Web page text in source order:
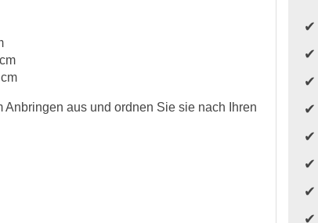
aus und ordnen Sie sie nach Ihren